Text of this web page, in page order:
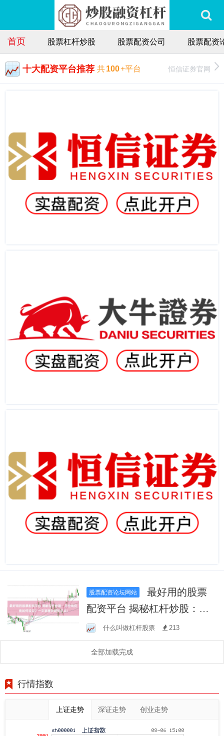
首页 股票杠杆炒股 股票配资公司 股票配资
十大配资平台推荐 共100+平台 恒信证券官网
股票配资论坛网站
最好用的股票
配资平台 揭秘杠杆炒股：平
仓线究竟如何设定？一文掌
握关键知识点！
什么叫做杠杆股票 213
全部加载完成
行情指数
上证走势 深证走势 创业走势